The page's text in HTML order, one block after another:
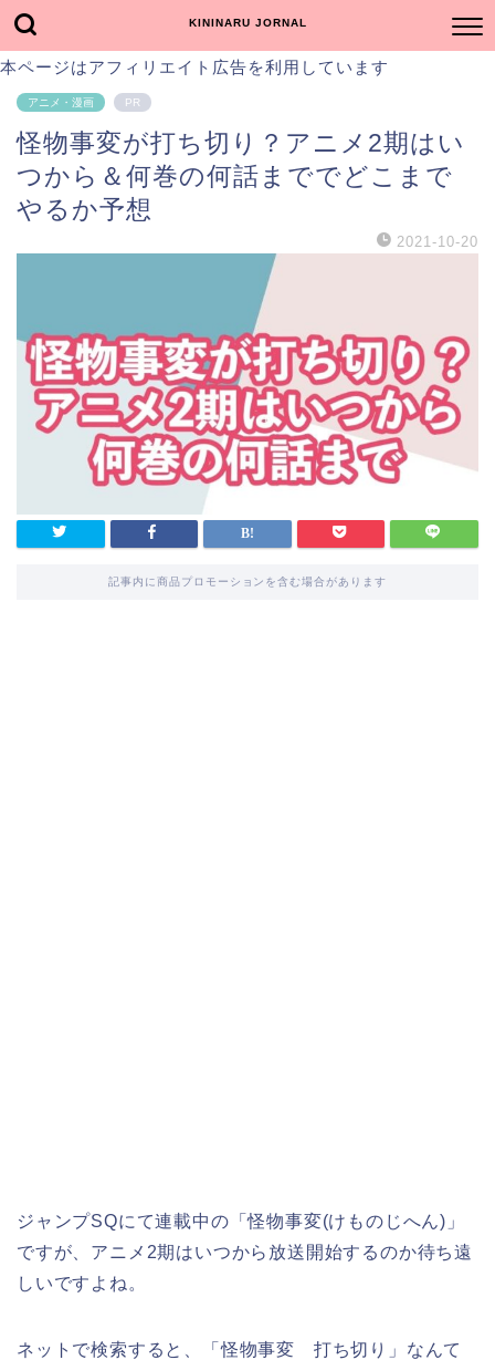
KININARU JORNAL
本ページはアフィリエイト広告を利用しています
アニメ・漫画 PR
怪物事変が打ち切り？アニメ2期はい
つから＆何巻の何話まででどこまで
やるか予想
2021-10-20
記事内に商品プロモーションを含む場合があります
ジャンプSQにて連載中の「怪物事変(けものじへん)」
ですが、アニメ2期はいつから放送開始するのか待ち遠
しいですよね。
ネットで検索すると、「怪物事変 打ち切り」なんて